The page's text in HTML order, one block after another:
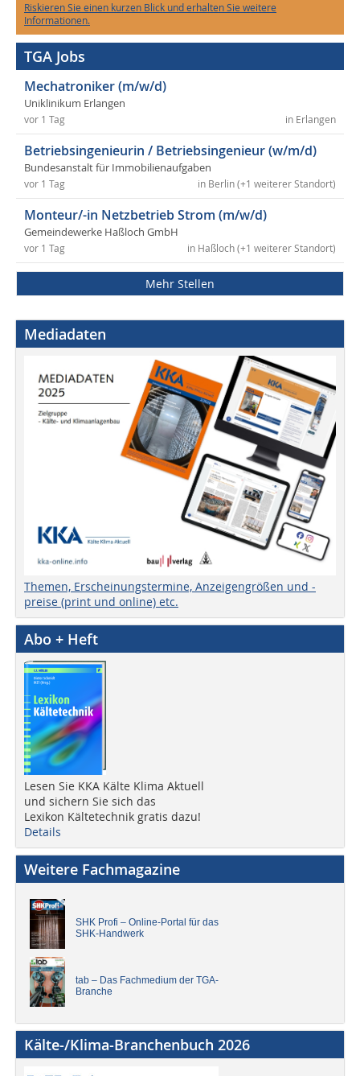
Riskieren Sie einen kurzen Blick und erhalten Sie weitere
Informationen.
TGA Jobs
Mechatroniker (m/w/d)
Uniklinikum Erlangen
in Erlangen
vor 1 Tag
Betriebsingenieurin / Betriebsingenieur (w/m/d)
Bundesanstalt für Immobilienaufgaben
in Berlin (+1 weiterer Standort)
vor 1 Tag
Monteur/-in Netzbetrieb Strom (m/w/d)
Gemeindewerke Haßloch GmbH
in Haßloch (+1 weiterer Standort)
vor 1 Tag
Mehr Stellen
Mediadaten
Themen, Erscheinungstermine, Anzeigengrößen und -
preise (print und online) etc.
Abo + Heft
Lesen Sie KKA Kälte Klima Aktuell
und sichern Sie sich das
Lexikon Kältetechnik gratis dazu!
Details
Weitere Fachmagazine
SHK Profi – Online-Portal für das
SHK-Handwerk
tab – Das Fachmedium der TGA-
Branche
Kälte-/Klima-Branchenbuch 2026